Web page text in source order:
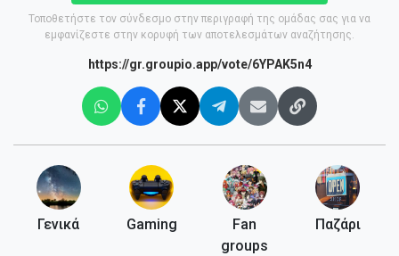
Τοποθετήστε τον σύνδεσμο στην περιγραφή της ομάδας σας για να
εμφανίζεστε στην κορυφή των αποτελεσμάτων αναζήτησης.
https://gr.groupio.app/vote/6YPAK5n4
Γενικά Gaming
Fan
groups
Παζάρι